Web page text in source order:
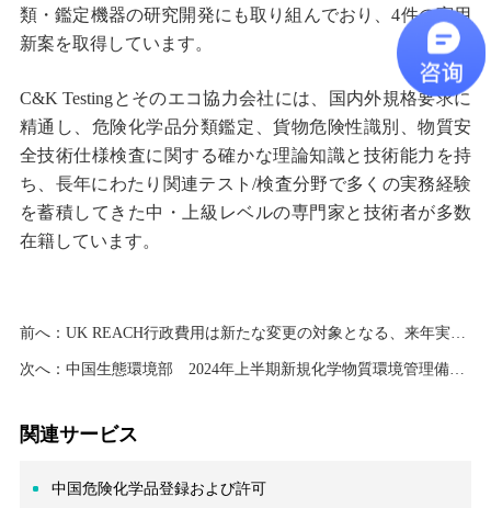
類 ・鑑定機器の研究開発にも取り組んでおり、4件の実用
新案を取得しています。
C&K Testingとそのエコ協力会社には、国内外規格要求に
精通し、危険化学品分類鑑定、貨物危険性識別、物質安
全技術仕様検査に関する確かな理論知識と技術能力を持
ち、長年にわたり関連テスト/検査分野で多くの実務経験
を蓄積してきた中 ・
上級レベルの専門家と技術者が多数
在籍しています。
前へ： UK REACH行政費用は新たな変更の対象となる、来年実施される見込み
次へ： 中国生態環境部 2024年上半期新規化学物質環境管理備案に関する状況を公表
関連サービス
中国危険化学品登録および許可